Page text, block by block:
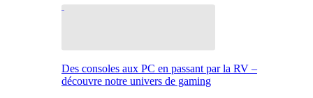
Des consoles aux PC en passant par la RV –
découvre notre univers de gaming